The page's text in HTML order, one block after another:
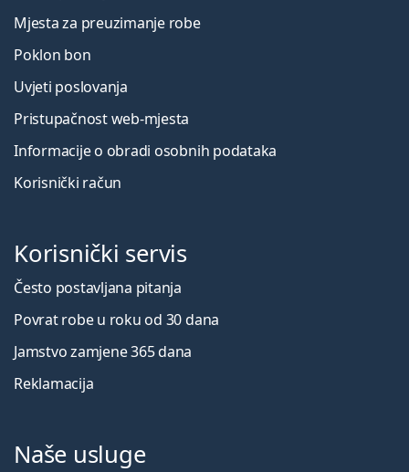
Mjesta za preuzimanje robe
Poklon bon
Uvjeti poslovanja
Pristupačnost web-mjesta
Informacije o obradi osobnih podataka
Korisnički račun
Korisnički servis
Često postavljana pitanja
Povrat robe u roku od 30 dana
Jamstvo zamjene 365 dana
Reklamacija
Naše usluge